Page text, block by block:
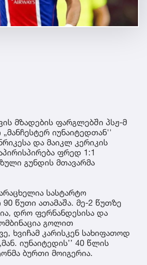
მზადების ფარგლებში პსჟ-მ
„მანჩესტერ იუნაიტედთან''
და მაიკლ კერიკის
ფრედ 1:1
გუნდის მთავარმა
სასტარტო
წუთი ათამაშა. მე-2 წუთზე
დრო ფერნანდესისა და
გოლით
ხვიჩამ კარისკენ სახიფათოდ
იუნაიტედის’’ 40 წლის
ბურთი მოიგერია.